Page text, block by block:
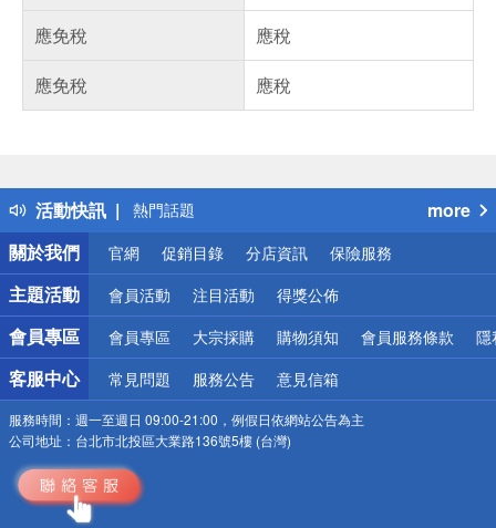
應免稅
應稅
應免稅
應稅
活動快訊
得獎公告
熱門話題
銀行優惠
偏遠地區配送
詐騙網頁！請小心！
more
關於我們
官網 促銷目錄 分店資訊 保險服務
主題活動 會員活動 注目活動 得獎公佈
會員專區 會員專區 大宗採購 購物須知 會員服務條款 隱
客服中心 常見問題 服務公告 意見信箱
服務時間： 週一至週日 09:00-21:00，例假日依網站公告為主
公司地址： 台北市北投區大業路136號5樓 (台灣)